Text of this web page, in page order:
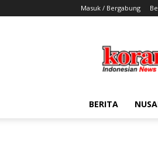
Masuk / Bergabung
BERITA